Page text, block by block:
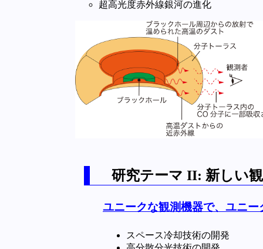
超高光度赤外線銀河の進化
研究テーマ II: 新しい
ユニークな観測機器で、ユニ
スペース冷却技術の開発